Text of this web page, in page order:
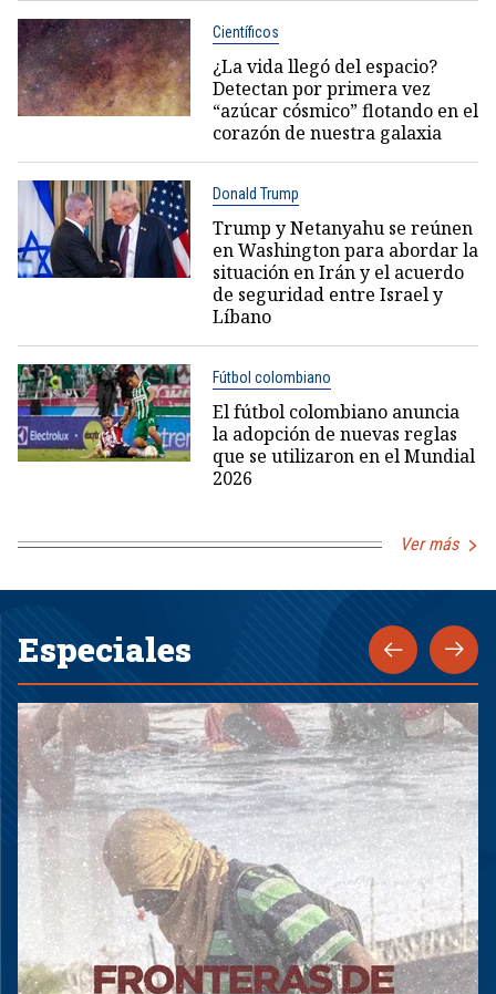
Científicos
¿La vida llegó del espacio?
Detectan por primera vez
“azúcar cósmico” flotando en el
corazón de nuestra galaxia
Donald Trump
Trump y Netanyahu se reúnen
en Washington para abordar la
situación en Irán y el acuerdo
de seguridad entre Israel y
Líbano
Fútbol colombiano
El fútbol colombiano anuncia
la adopción de nuevas reglas
que se utilizaron en el Mundial
2026
Ver más
Especiales